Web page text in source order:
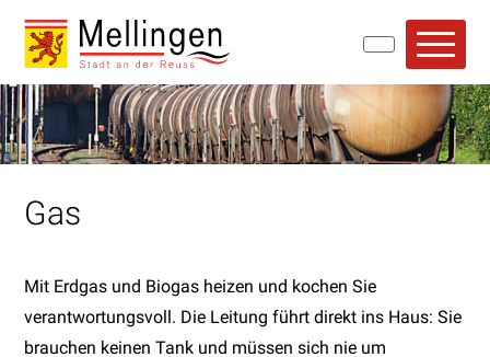
Navigieren in Mellingen
Schnellnavigation
Gas
Mit Erdgas und Biogas heizen und kochen Sie
verantwortungsvoll. Die Leitung führt direkt ins Haus: Sie
brauchen keinen Tank und müssen sich nie um